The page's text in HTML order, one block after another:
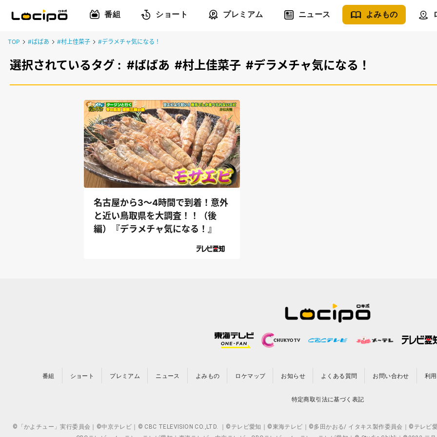
番組 ショート プレミアム ニュース よみもの
TOP #ばばあ #村上佳菜子 #デラメチャ気になる！
選択されているタグ : #ばばあ #村上佳菜子 #デラメチャ気になる！
名古屋から3～4時間で到着！意外
と近い鳥取県を大調査！！（後
編）『デラメチャ気になる！』
番組 ショート プレミアム ニュース よみもの ロケマップ お知らせ よくある質問 お問い合わせ 利
特定商取引法に基づく表記
©「かよチュー」実行委員会｜©中京テレビ｜© CBC TELEVISION CO.,LTD. ｜©テレビ愛知｜©東海テレビ｜©多田かおる/ イタキス製作委員会｜©テレビ